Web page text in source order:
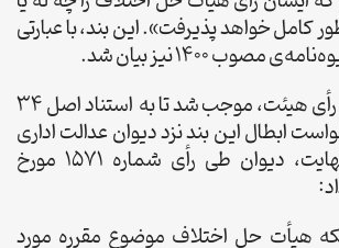
کامل خواهد پذیرفت». این بند، با عبارتی
اجبار ناشی از قبولِ رأی هیئت، موجب شد تا به استناد اصل 34
ابطال این بند نزد دیوان عدالت اداری
مطرح شود. در نهایت، دیوان طی رأی شماره 1571 مورخ
هیأت حل اختلاف موضوع مقرره مورد